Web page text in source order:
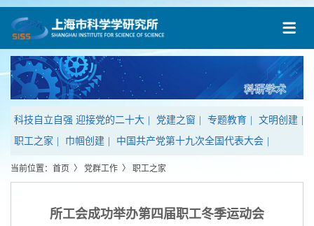
科技自立自强 迎接党的二十大 党建之窗 专题教育 文明创建
职工之家
巾帼创建 中国共产党第十九次全国代表大会
当前位置： 首页 〉 党群工作 〉 职工之家
所工会成功举办第四届职工冬季运动会